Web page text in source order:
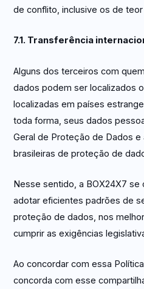
de conflito, inclusive os de teor
7.1. Transferência
Alguns dos terceiros com
dados podem ser localizados
localizadas em países
toda forma, seus dados
Geral de Proteção de Dados
brasileiras de proteção de
Nesse sentido, a BOX24X7
adotar eficientes padrões de
proteção de dados, nos
cumprir as exigências
Ao concordar com essa
concorda com esse